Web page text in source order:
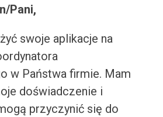
Pani,
swoje aplikacje na
w Państwa firmie. Mam
doświadczenie i
przyczynić się do